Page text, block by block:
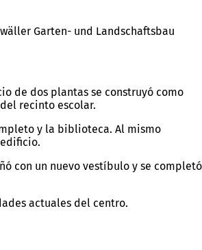
Garten- und Landschaftsbau
de dos plantas se construyó como
recinto escolar.
y la biblioteca. Al mismo
con un nuevo vestíbulo y se completó
actuales del centro.